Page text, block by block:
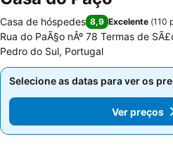
Casa de hóspedes 8,9 Excelente (110
Rua do PaÃ§o nÂº 78 Termas de
Pedro do Sul, Portugal
Selecione as datas para ver os
Ver
Selecione as datas para ver os
Ver preços